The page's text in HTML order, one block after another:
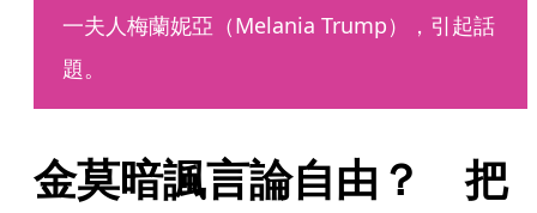
一夫人梅蘭妮亞（Melania Trump），引起話
題。
金莫暗諷言論自由？　把